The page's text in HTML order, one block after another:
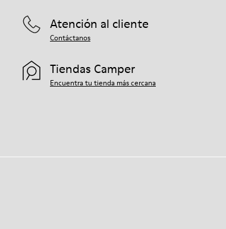
Atención al cliente
Contáctanos
Tiendas Camper
Encuentra tu tienda más cercana